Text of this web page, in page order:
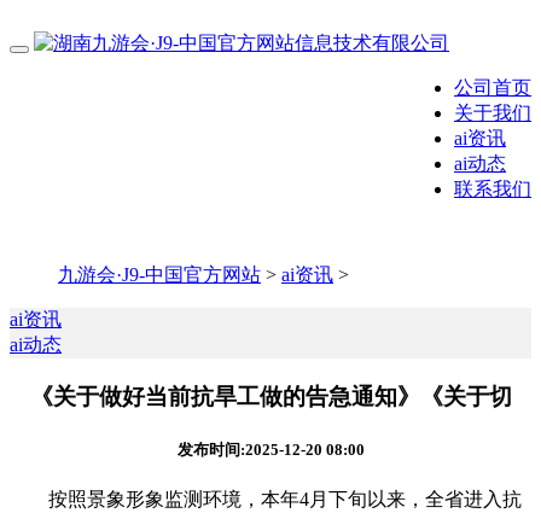
公司首页
关于我们
ai资讯
ai动态
联系我们
九游会·J9-中国官方网站 > ai资讯 >
ai资讯
ai动态
《关于做好当前抗旱工做的告急通知》《关于切
发布时间:2025-12-20 08:00
按照景象形象监测环境，本年4月下旬以来，全省进入抗